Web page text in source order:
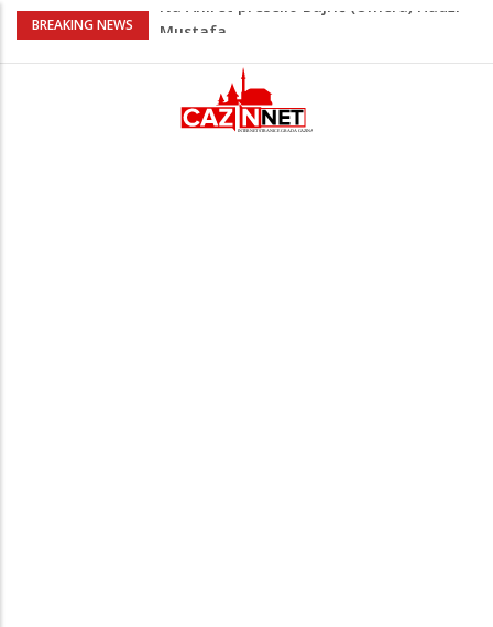
BREAKING NEWS
AŽURIRANO: Ubistvo u Bosanskoj Krupi:
osumnjičeni uhapšen
Horde zla neće u Mostar: Žestoko
prozvali rukovodstvo FK Sarajevo